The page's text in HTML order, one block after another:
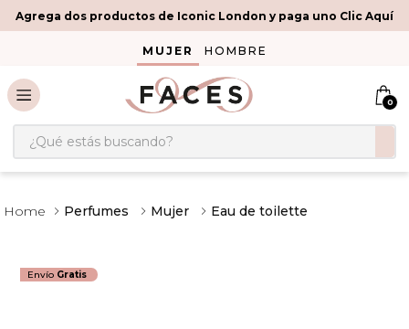
Agrega dos productos de Iconic London y paga uno Clic Aquí
MUJER HOMBRE
0
¿Qué estás buscando?
Perfumes Mujer Eau de toilette
Envío Gratis